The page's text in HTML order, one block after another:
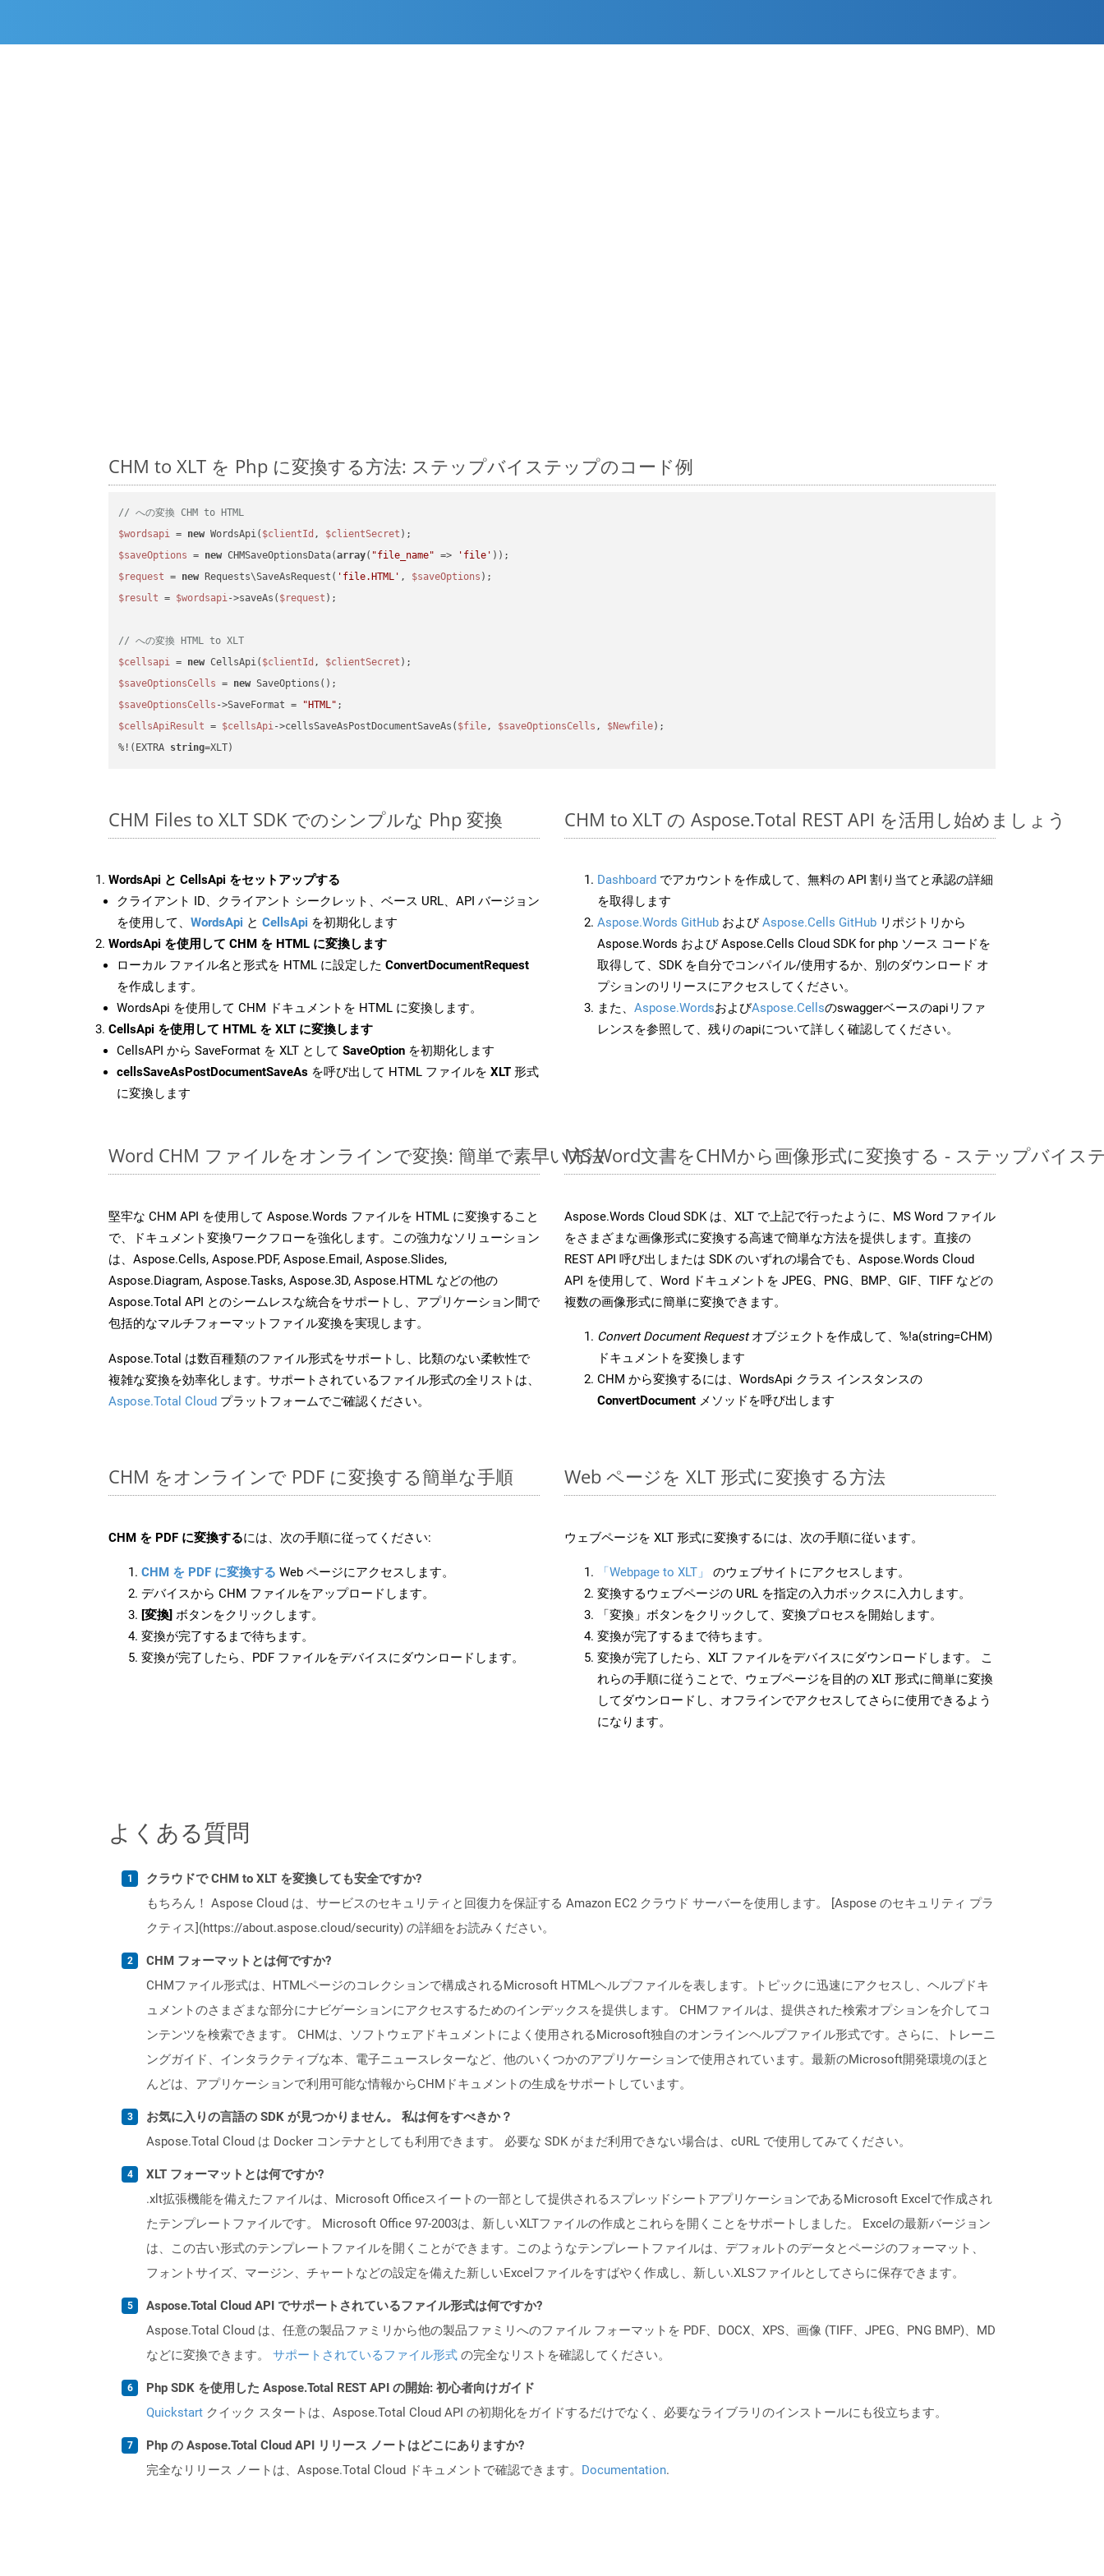
CHM to XLT を Php に変換する方法: ステップバイステップのコード例
// への変換 CHM to HTML
$wordsapi = new WordsApi( $clientId , $clientSecret
$saveOptions = new CHMSaveOptionsData(array( "file_name" => 'file'
$request = new Requests\SaveAsRequest( 'file.HTML' , $saveOptions
$result = $wordsapi->saveAs( $request );
// への変換 HTML to XLT
$cellsapi = new CellsApi( $clientId , $clientSecret
$saveOptionsCells = new
$saveOptionsCells ->SaveFormat = "HTML"
$cellsApiResult = $cellsApi->cellsSaveAsPostDocumentSaveAs( $file, $saveOptionsCells , $Newfile);
%!(EXTRA string=XLT)
CHM Files to XLT SDK でのシンプルな Php 変換
WordsApi と CellsApi をセットアップする
クライアント ID、クライアント シークレット、ベース URL、API バージョン
を使用して、 WordsApi と CellsApi を初期化します
WordsApi を使用して CHM を HTML に変換します
ローカル ファイル名と形式を HTML に設定した ConvertDocumentRequest
を作成します。
WordsApi を使用して CHM ドキュメントを HTML に変換します。
CellsApi を使用して HTML を XLT に変換します
CellsAPI から SaveFormat を XLT として SaveOption を初期化します
cellsSaveAsPostDocumentSaveAs を呼び出して HTML ファイルを XLT 形式
に変換します
CHM to XLT の Aspose.Total REST API を活用し始めましょう
Dashboard でアカウントを作成して、無料の API 割り当てと承認の詳細
を取得します
Aspose.Words GitHub およびAspose.Cells GitHub リポジトリから
Aspose.Words および Aspose.Cells Cloud SDK for php ソース コードを
取得して、SDK を自分でコンパイル/使用するか、別のダウンロード オ
プションのリリースにアクセスしてください。
また、 Aspose.WordsおよびAspose.Cellsのswaggerベースのapiリファ
レンスを参照して、残りのapiについて詳しく確認してください。
Word CHM ファイルをオンラインで変換: 簡単で素早い方法
堅牢な CHM API を使用して Aspose.Words ファイルを HTML に変換すること
で、ドキュメント変換ワークフローを強化します。この強力なソリューション
は、Aspose.Cells, Aspose.PDF, Aspose.Email, Aspose.Slides,
Aspose.Diagram, Aspose.Tasks, Aspose.3D, Aspose.HTML などの他の
Aspose.Total API とのシームレスな統合をサポートし、アプリケーション間で
包括的なマルチフォーマットファイル変換を実現します。
Aspose.Total は数百種類のファイル形式をサポートし、比類のない柔軟性で
複雑な変換を効率化します。サポートされているファイル形式の全リストは、
Aspose.Total Cloud プラットフォームでご確認ください。
MS Word文書をCHMから画像形式に変換する - ステップバイス
Aspose.Words Cloud SDK は、XLT で上記で行ったように、MS Word ファイル
をさまざまな画像形式に変換する高速で簡単な方法を提供します。直接の
REST API 呼び出しまたは SDK のいずれの場合でも、Aspose.Words Cloud
API を使用して、Word ドキュメントを JPEG、PNG、BMP、GIF、TIFF などの
複数の画像形式に簡単に変換できます。
Convert Document Requestオブジェクトを作成して、%!a(string=CHM)
ドキュメントを変換します
CHM から変換するには、WordsApi クラス インスタンスの
ConvertDocument メソッドを呼び出します
CHM をオンラインで PDF に変換する簡単な手順
CHM を PDF に変換するには、次の手順に従ってください:
CHM を PDF に変換する Web ページにアクセスします。
デバイスから CHM ファイルをアップロードします。
[変換] ボタンをクリックします。
変換が完了するまで待ちます。
変換が完了したら、PDF ファイルをデバイスにダウンロードします。
Web ページを XLT 形式に変換する方法
ウェブページを XLT 形式に変換するには、次の手順に従います。
「Webpage to XLT」
のウェブサイトにアクセスします。
変換するウェブページの URL を指定の入力ボックスに入力します。
「変換」ボタンをクリックして、変換プロセスを開始します。
変換が完了するまで待ちます。
変換が完了したら、XLT ファイルをデバイスにダウンロードします。 こ
れらの手順に従うことで、ウェブページを目的の XLT 形式に簡単に変換
してダウンロードし、オフラインでアクセスしてさらに使用できるよう
になります。
よくある質問
クラウドで CHM to XLT を変換しても安全ですか?
もちろん！ Aspose Cloud は、サービスのセキュリティと回復力を保証する Amazon EC2 クラウド サーバーを使用します。 [Aspose のセキュリティ プラ
クティス](https://about.aspose.cloud/security) の詳細をお読みください。
CHM フォーマットとは何ですか?
CHMファイル形式は、HTMLページのコレクションで構成されるMicrosoft HTMLヘルプファイルを表します。トピックに迅速にアクセスし、ヘルプドキ
ュメントのさまざまな部分にナビゲーションにアクセスするためのインデックスを提供します。 CHMファイルは、提供された検索オプションを介してコ
ンテンツを検索できます。 CHMは、ソフトウェアドキュメントによく使用されるMicrosoft独自のオンラインヘルプファイル形式です。さらに、トレーニ
ングガイド、インタラクティブな本、電子ニュースレターなど、他のいくつかのアプリケーションで使用されています。最新のMicrosoft開発環境のほと
んどは、アプリケーションで利用可能な情報からCHMドキュメントの生成をサポートしています。
お気に入りの言語の SDK が見つかりません。 私は何をすべきか？
Aspose.Total Cloud は Docker コンテナとしても利用できます。 必要な SDK がまだ利用できない場合は、cURL で使用してみてください。
XLT フォーマットとは何ですか?
.xlt拡張機能を備えたファイルは、Microsoft Officeスイートの一部として提供されるスプレッドシートアプリケーションであるMicrosoft Excelで作成され
たテンプレートファイルです。 Microsoft Office 97-2003は、新しいXLTファイルの作成とこれらを開くことをサポートしました。 Excelの最新バージョン
は、この古い形式のテンプレートファイルを開くことができます。このようなテンプレートファイルは、デフォルトのデータとページのフォーマット、
フォントサイズ、マージン、チャートなどの設定を備えた新しいExcelファイルをすばやく作成し、新しい.XLSファイルとしてさらに保存できます。
Aspose.Total Cloud API でサポートされているファイル形式は何ですか?
Aspose.Total Cloud は、任意の製品ファミリから他の製品ファミリへのファイル フォーマットを PDF、DOCX、XPS、画像 (TIFF、JPEG、PNG BMP)、MD
などに変換できます。 サポートされているファイル形式 の完全なリストを確認してください。
Php SDK を使用した Aspose.Total REST API の開始: 初心者向けガイド
Quickstart クイック スタートは、Aspose.Total Cloud API の初期化をガイドするだけでなく、必要なライブラリのインストールにも役立ちます。
Php の Aspose.Total Cloud API リリース ノートはどこにありますか?
完全なリリース ノートは、Aspose.Total Cloud ドキュメントで確認できます。 Documentation.